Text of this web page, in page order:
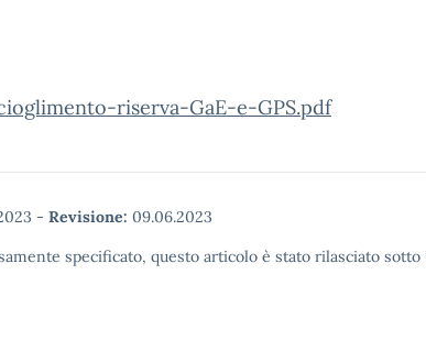
riserva-GaE-e-GPS.pdf
- Revisione: 09.06.2023
specificato, questo articolo è stato rilasciato